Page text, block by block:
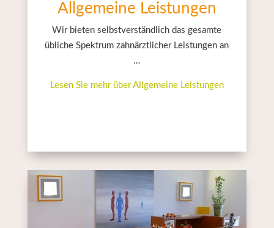
Allgemeine Leistungen
Wir bieten selbstverständlich das gesamte
übliche Spektrum zahnärztlicher Leistungen an
…
Lesen Sie mehr über Allgemeine Leistungen